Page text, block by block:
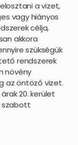
a vizet,
vagy hiányos
célja,
akkora
szükségük
rendszerek
növény
az öntöző vizet.
20. kerület
szabott